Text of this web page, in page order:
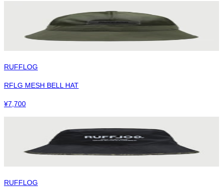
RUFFLOG
RFLG MESH BELL HAT
¥7,700
RUFFLOG